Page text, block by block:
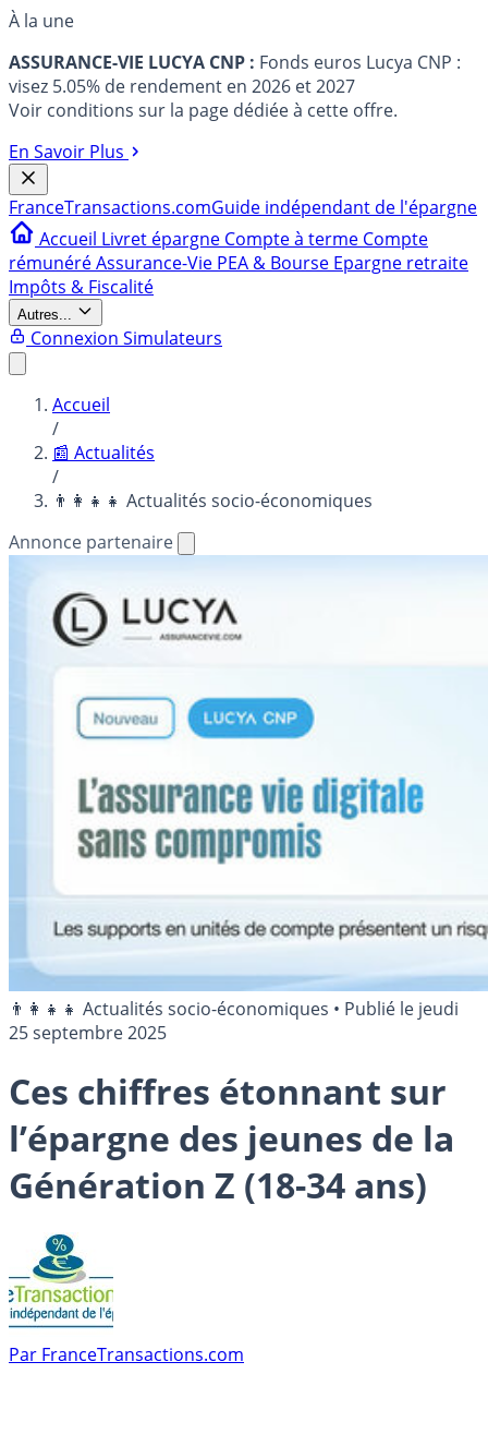
À la une
ASSURANCE-VIE LUCYA CNP : Fonds euros Lucya CNP :
visez 5.05% de rendement en 2026 et 2027
Voir conditions sur la page dédiée à cette offre.
En Savoir Plus
FranceTransactions.comGuide indépendant de l'épargne
Accueil Livret épargne Compte à terme Compte
rémunéréAssurance-Vie PEA & Bourse Epargne retraite
Impôts & Fiscalité
Autres...
Connexion Simulateurs
Accueil
/
📰 Actualités
/
👨‍👩‍👧‍👧 Actualités socio-économiques
Annonce partenaire
👨‍👩‍👧‍👧 Actualités socio-économiques • Publié le jeudi
25 septembre 2025
Ces chiffres étonnant sur
l’épargne des jeunes de la
Génération Z (18-34 ans)
Par FranceTransactions.com